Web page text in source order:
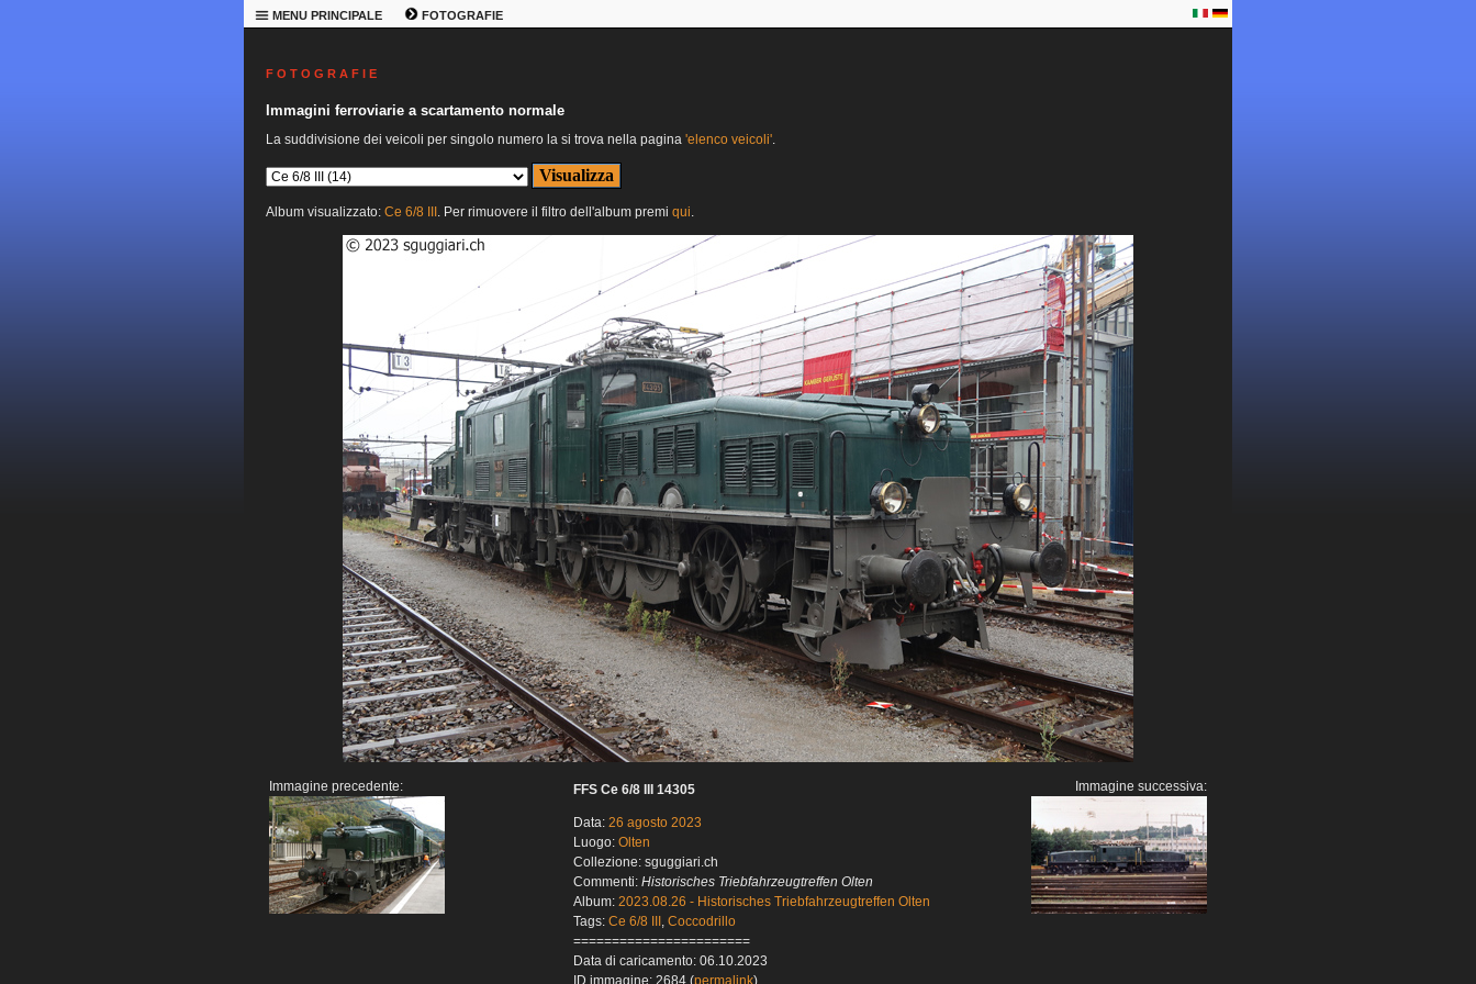
MENU PRINCIPALE FOTOGRAFIE
F O T O G R A F I E
Immagini ferroviarie a scartamento normale
La suddivisione dei veicoli per singolo numero la si trova nella pagina 'elenco veicoli'.
Album visualizzato: Ce 6/8 III . Per rimuovere il filtro dell'album premi qui.
Immagine precedente: FFS Ce 6/8 III 14305
Data: 26 agosto 2023
Luogo: Olten
Collezione: sguggiari.ch
Commenti: Historisches Triebfahrzeugtreffen Olten
Album: 2023.08.26 - Historisches Triebfahrzeugtreffen Olten
Tags: Ce 6/8 III , Coccodrillo
=======================
Data di caricamento: 06.10.2023
Immagine successiva: